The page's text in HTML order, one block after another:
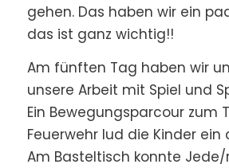
gehen. Das haben wir ein
das ist ganz wichtig!!
Am fünften Tag haben wir
unsere Arbeit mit Spiel und
Ein Bewegungsparcour zum
Feuerwehr lud die Kinder ein
Am Basteltisch konnte Jede/